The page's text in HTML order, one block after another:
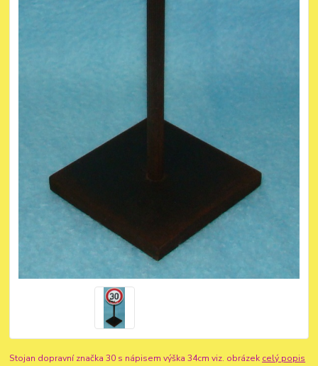
Stojan dopravní značka 30 s nápisem výška 34cm viz. obrázek celý popis